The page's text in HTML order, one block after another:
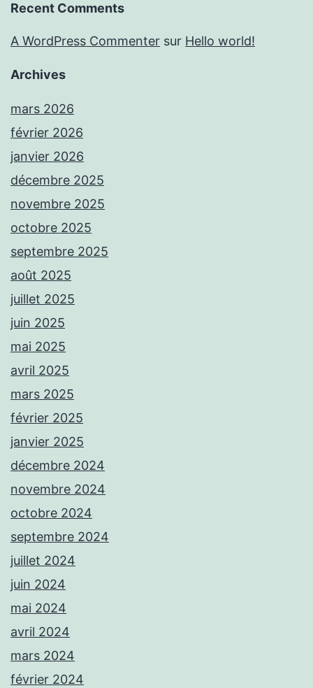
Recent Comments
A WordPress Commenter sur Hello world!
Archives
mars 2026
février 2026
janvier 2026
décembre 2025
novembre 2025
octobre 2025
septembre 2025
août 2025
juillet 2025
juin 2025
mai 2025
avril 2025
mars 2025
février 2025
janvier 2025
décembre 2024
novembre 2024
octobre 2024
septembre 2024
juillet 2024
juin 2024
mai 2024
avril 2024
mars 2024
février 2024